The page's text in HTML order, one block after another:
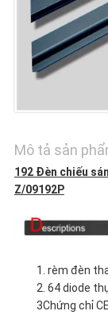
TÔI
TIN
TỨC
CÁC
HỢP
Mô tả sản
192 Đèn chiếu
Z/09192P
1. rèm đèn
2. 64 diode
3Chứng chỉ